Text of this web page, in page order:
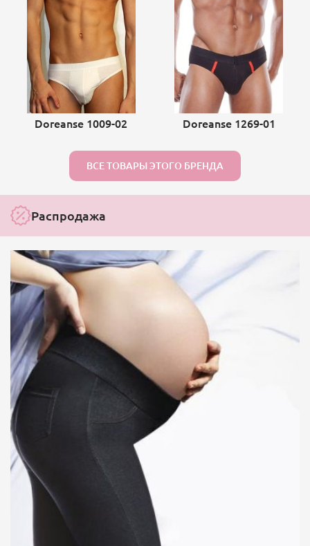
Doreanse 1009-02 Doreanse 1269-01
ВСЕ ТОВАРЫ ЭТОГО БРЕНДА
Распродажа